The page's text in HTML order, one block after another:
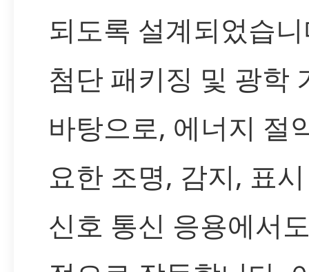
되도록 설계되었습
첨단 패키징 및 광학
바탕으로, 에너지 절
요한 조명, 감지, 표
신호 통신 응용에서